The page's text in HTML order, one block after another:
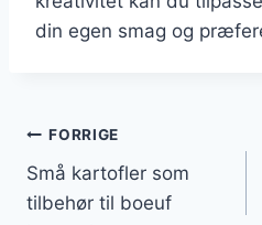
din egen smag og
FORRIGE
Små kartofler som
tilbehør til boeuf